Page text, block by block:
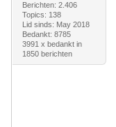
Berichten: 2.406
Topics: 138
Lid sinds: May 2018
Bedankt: 8785
3991 x bedankt in
1850 berichten